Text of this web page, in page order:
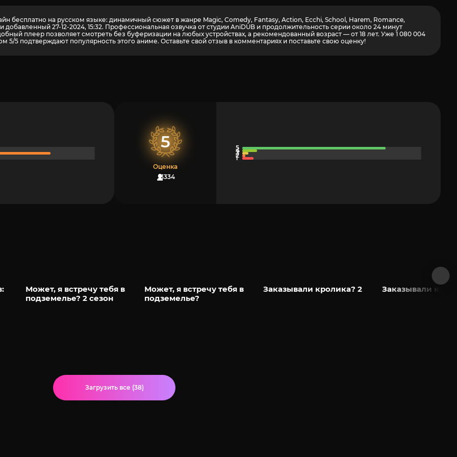
на русском языке: динамичный сюжет в жанре Magic, Comedy, Fantasy, Action, Ecchi, School, Harem, Romance,
27-12-2024, 15:32. Профессиональная озвучка от студии AniDUB и продолжительность серии около 24 минут
плеер позволяет смотреть без буферизации на любых устройствах, а рекомендованный возраст — от 18 лет. Уже 1 080 004
5/5 подтверждают популярность этого аниме. Оставьте свой отзыв в комментариях и поставьте свою оценку!
5
Оценка
3334
Может, я встречу тебя в
подземелье? 2 сезон
Может, я встречу тебя в
подземелье?
Заказывали кролика? 2 Заказывали
Загрузить все (38)